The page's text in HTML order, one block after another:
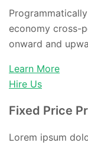
economy cross-
onward and
Learn More
Hire Us
Fixed Price
Lorem ipsum